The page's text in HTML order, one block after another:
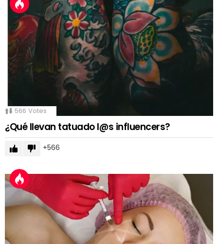
566 Votes
¿Qué llevan tatuado l@s influencers?
566